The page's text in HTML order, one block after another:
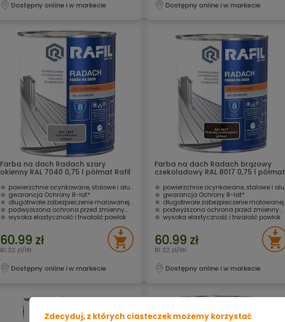
Dostępny online i w markecie
Dostępny online i w markecie
Farba na dach Radach szary
okienny RAL 7040 0,75 l półmat Rafil
powierzchnie ocynkowane, stalowe i aluminiowe
gwarancja Ochrony 8-lat* ­
długotrwałe zabezpieczenie malowanej powierzchni
podwyższona ochrona przed zmiennymi warunkami atmosferycznymi i UV
wysoka elastyczność i trwałość powłok
60.99 zł
81.32 zł/litr
Dostępny online i w markecie
Farba na dach Radach brązowy
czekoladowy RAL 8017 0,75 l półmat
powierzchnie ocynkowane, stalowe i aluminiowe
gwarancja Ochrony 8-lat* ­
długotrwałe zabezpieczenie malowanej powierzchni
podwyższona ochrona przed zmiennymi warunkami atmosferycznymi i UV
wysoka elastyczność i trwałość powłok
60.99 zł
81.32 zł/litr
Dostępny online i w markecie
Zdecyduj, z których ciasteczek możemy korzystać